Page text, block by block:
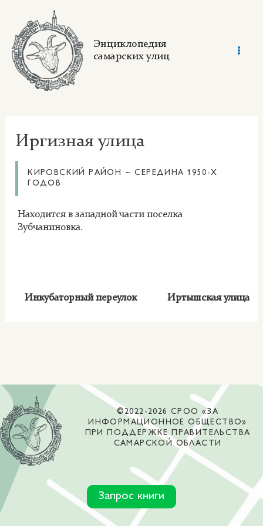
content
Энциклопедия
самарских улиц
Иргизная улица
КИРОВСКИЙ РАЙОН ~ СЕРЕДИНА 1950-Х
ГОДОВ
Находится в западной части поселка
Зубчаниновка.
Инкубаторный переулок Иртышская улица
©2022-2026 СРОО «ЗА
ИНФОРМАЦИОННОЕ ОБЩЕСТВО»
ПРИ ПОДДЕРЖКЕ ПРАВИТЕЛЬСТВА
САМАРСКОЙ ОБЛАСТИ
Запрос книги